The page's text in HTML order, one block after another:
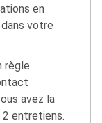
en
votre
règle
avez la
2 entretiens.